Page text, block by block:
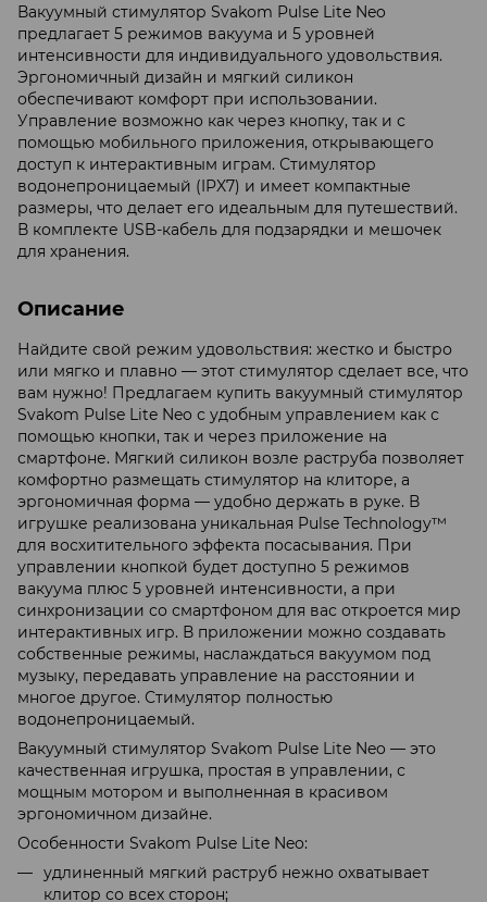
Вакуумный стимулятор Svakom Pulse Lite Neo
предлагает 5 режимов вакуума и 5 уровней
интенсивности для индивидуального удовольствия.
Эргономичный дизайн и мягкий силикон
обеспечивают комфорт при использовании.
Управление возможно как через кнопку, так и с
помощью мобильного приложения, открывающего
доступ к интерактивным играм. Стимулятор
водонепроницаемый (IPX7) и имеет компактные
размеры, что делает его идеальным для путешествий.
В комплекте USB-кабель для подзарядки и мешочек
для хранения.
Описание
Найдите свой режим удовольствия: жестко и быстро
или мягко и плавно — этот стимулятор сделает все, что
вам нужно! Предлагаем купить вакуумный стимулятор
Svakom Pulse Lite Neo с удобным управлением как с
помощью кнопки, так и через приложение на
смартфоне. Мягкий силикон возле раструба позволяет
комфортно размещать стимулятор на клиторе, а
эргономичная форма — удобно держать в руке. В
игрушке реализована уникальная Pulse Technology™
для восхитительного эффекта посасывания. При
управлении кнопкой будет доступно 5 режимов
вакуума плюс 5 уровней интенсивности, а при
синхронизации со смартфоном для вас откроется мир
интерактивных игр. В приложении можно создавать
собственные режимы, наслаждаться вакуумом под
музыку, передавать управление на расстоянии и
многое другое. Стимулятор полностью
водонепроницаемый.
Вакуумный стимулятор Svakom Pulse Lite Neo — это
качественная игрушка, простая в управлении, с
мощным мотором и выполненная в красивом
эргономичном дизайне.
Особенности Svakom Pulse Lite Neo:
удлиненный мягкий раструб нежно охватывает
клитор со всех сторон;